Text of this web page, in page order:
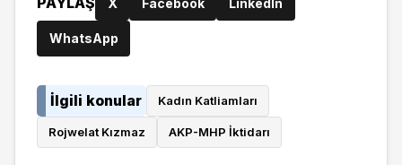
WhatsApp
İlgili konular Kadın Katliamları
Rojwelat Kızmaz AKP-MHP İktidarı